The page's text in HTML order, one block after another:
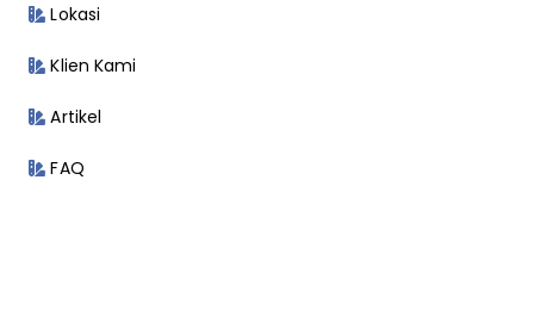
Lokasi
Klien Kami
Artikel
FAQ